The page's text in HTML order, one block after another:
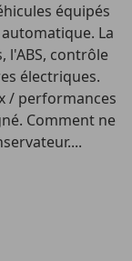
équipés
La
l'ABS, contrôle
électriques.
/ performances
Comment ne